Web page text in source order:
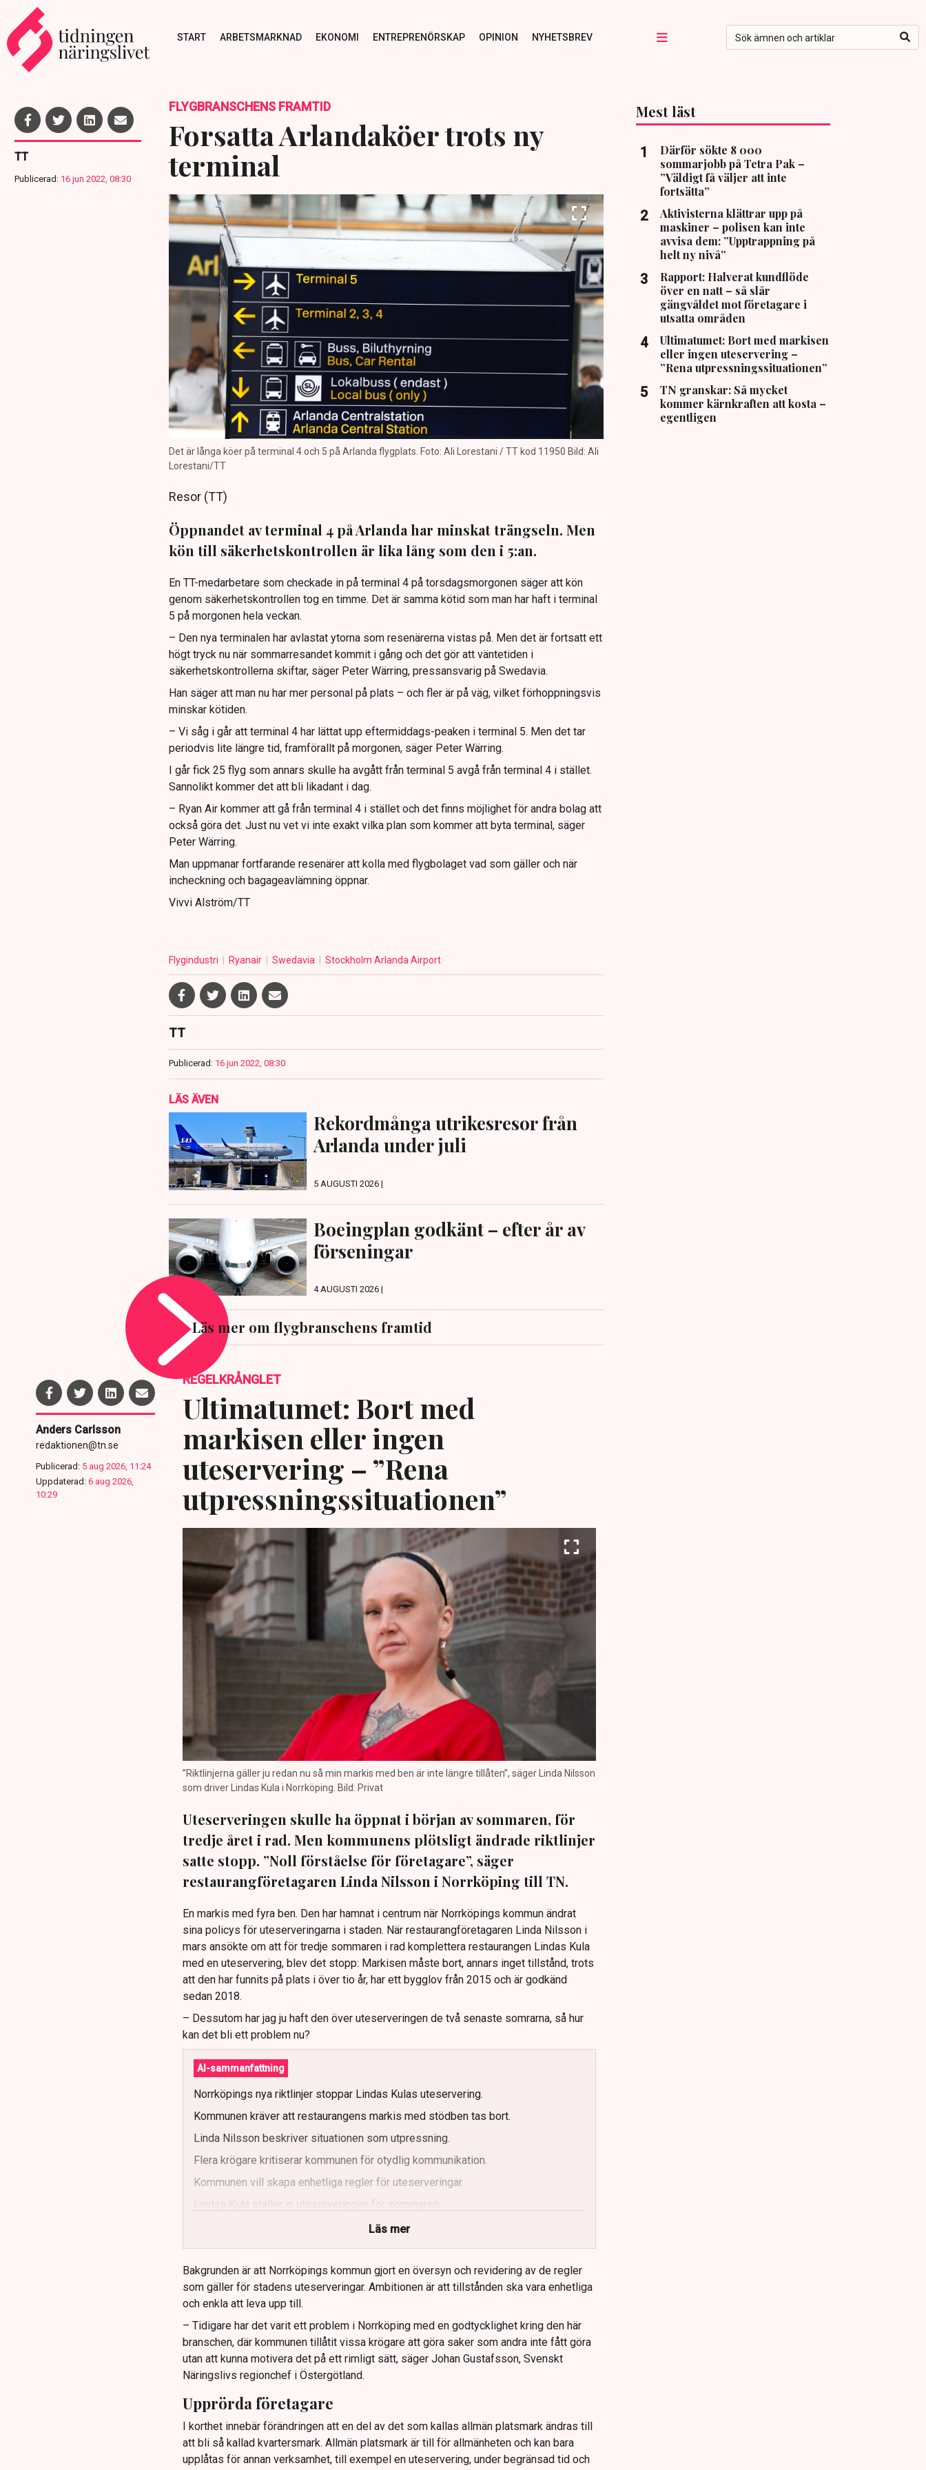
START ARBETSMARKNAD EKONOMI ENTREPRENÖRSKAP OPINION NYHETSBREV
TT
Publicerad: 16 jun 2022, 08:30
FLYGBRANSCHENS FRAMTID
Forsatta Arlandaköer trots ny
terminal
Det är långa köer på terminal 4 och 5 på Arlanda flygplats. Foto: Ali Lorestani / TT kod 11950 Bild: Ali
Lorestani/TT
Resor (TT)
Öppnandet av terminal 4 på Arlanda har minskat trängseln. Men
kön till säkerhetskontrollen är lika lång som den i 5:an.
En TT-medarbetare som checkade in på terminal 4 på torsdagsmorgonen säger att kön
genom säkerhetskontrollen tog en timme. Det är samma kötid som man har haft i terminal
5 på morgonen hela veckan.
– Den nya terminalen har avlastat ytorna som resenärerna vistas på. Men det är fortsatt ett
högt tryck nu när sommarresandet kommit i gång och det gör att väntetiden i
säkerhetskontrollerna skiftar, säger Peter Wärring, pressansvarig på Swedavia.
Han säger att man nu har mer personal på plats – och fler är på väg, vilket förhoppningsvis
minskar kötiden.
– Vi såg i går att terminal 4 har lättat upp eftermiddags-peaken i terminal 5. Men det tar
periodvis lite längre tid, framförallt på morgonen, säger Peter Wärring.
I går fick 25 flyg som annars skulle ha avgått från terminal 5 avgå från terminal 4 i stället.
Sannolikt kommer det att bli likadant i dag.
– Ryan Air kommer att gå från terminal 4 i stället och det finns möjlighet för andra bolag att
också göra det. Just nu vet vi inte exakt vilka plan som kommer att byta terminal, säger
Peter Wärring.
Man uppmanar fortfarande resenärer att kolla med flygbolaget vad som gäller och när
incheckning och bagageavlämning öppnar.
Vivvi Alström/TT
Flygindustri Ryanair Swedavia Stockholm Arlanda Airport
TT
Publicerad: 16 jun 2022, 08:30
LÄS ÄVEN
Rekordmånga utrikesresor från
Arlanda under juli
5 AUGUSTI 2026 |
Boeingplan godkänt – efter år av
förseningar
4 AUGUSTI 2026 |
Läs mer om flygbranschens framtid
Mest läst
Därför sökte 8 000
sommarjobb på Tetra Pak –
”Väldigt få väljer att inte
fortsätta”
Aktivisterna klättrar upp på
maskiner – polisen kan inte
avvisa dem: ”Upptrappning på
helt ny nivå”
Rapport: Halverat kundflöde
över en natt – så slår
gängvåldet mot företagare i
utsatta områden
Ultimatumet: Bort med markisen
eller ingen uteservering –
”Rena utpressningssituationen”
TN granskar: Så mycket
kommer kärnkraften att kosta –
egentligen
Anders Carlsson
redaktionen@tn.se
Publicerad: 5 aug 2026, 11:24
Uppdaterad: 6 aug 2026,
10:29
REGELKRÅNGLET
Ultimatumet: Bort med
markisen eller ingen
uteservering – ”Rena
utpressningssituationen”
”Riktlinjerna gäller ju redan nu så min markis med ben är inte längre tillåten”, säger Linda Nilsson
som driver Lindas Kula i Norrköping. Bild: Privat
Uteserveringen skulle ha öppnat i början av sommaren, för
tredje året i rad. Men kommunens plötsligt ändrade riktlinjer
satte stopp. ”Noll förståelse för företagare”, säger
restaurangföretagaren Linda Nilsson i Norrköping till TN.
En markis med fyra ben. Den har hamnat i centrum när Norrköpings kommun ändrat
sina policys för uteserveringarna i staden. När restaurangföretagaren Linda Nilsson i
mars ansökte om att för tredje sommaren i rad komplettera restaurangen Lindas Kula
med en uteservering, blev det stopp: Markisen måste bort, annars inget tillstånd, trots
att den har funnits på plats i över tio år, har ett bygglov från 2015 och är godkänd
sedan 2018.
– Dessutom har jag ju haft den över uteserveringen de två senaste somrarna, så hur
kan det bli ett problem nu?
AI-sammanfattning
Norrköpings nya riktlinjer stoppar Lindas Kulas uteservering.
Kommunen kräver att restaurangens markis med stödben tas bort.
Linda Nilsson beskriver situationen som utpressning.
Flera krögare kritiserar kommunen för otydlig kommunikation.
Kommunen vill skapa enhetliga regler för uteserveringar.
Lindas Kula ställer in uteserveringen för sommaren.
Läs mer
Bakgrunden är att Norrköpings kommun gjort en översyn och revidering av de regler
som gäller för stadens uteserveringar. Ambitionen är att tillstånden ska vara enhetliga
och enkla att leva upp till.
– Tidigare har det varit ett problem i Norrköping med en godtycklighet kring den här
branschen, där kommunen tillåtit vissa krögare att göra saker som andra inte fått göra
utan att kunna motivera det på ett rimligt sätt, säger Johan Gustafsson, Svenskt
Näringslivs regionchef i Östergötland.
Upprörda företagare
I korthet innebär förändringen att en del av det som kallas allmän platsmark ändras till
att bli så kallad kvartersmark. Allmän platsmark är till för allmänheten och kan bara
upplåtas för annan verksamhet, till exempel en uteservering, under begränsad tid och